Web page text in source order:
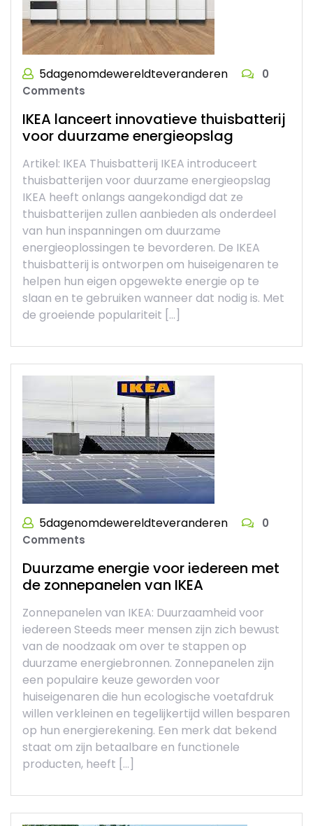
5dagenomdewereldteveranderen
0
Comments
IKEA lanceert innovatieve thuisbatterij
voor duurzame energieopslag
Artikel: IKEA Thuisbatterij IKEA introduceert
thuisbatterijen voor duurzame energieopslag
IKEA heeft onlangs aangekondigd dat ze
thuisbatterijen zullen aanbieden als onderdeel
van hun inspanningen om duurzame
energieoplossingen te bevorderen. De IKEA
thuisbatterij is ontworpen om huiseigenaren te
helpen hun eigen opgewekte energie op te
slaan en te gebruiken wanneer dat nodig is. Met
de groeiende populariteit […]
5dagenomdewereldteveranderen
0
Comments
Duurzame energie voor iedereen met
de zonnepanelen van IKEA
Zonnepanelen van IKEA: Duurzaamheid voor
iedereen Steeds meer mensen zijn zich bewust
van de noodzaak om over te stappen op
duurzame energiebronnen. Zonnepanelen zijn
een populaire keuze geworden voor
huiseigenaren die hun ecologische voetafdruk
willen verkleinen en tegelijkertijd willen besparen
op hun energierekening. Een merk dat bekend
staat om zijn betaalbare en functionele
producten, heeft […]